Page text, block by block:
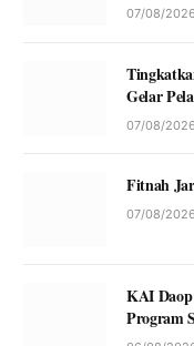
07/08/
Gelar
07/08/
Fitnah
07/08/
KAI
Program